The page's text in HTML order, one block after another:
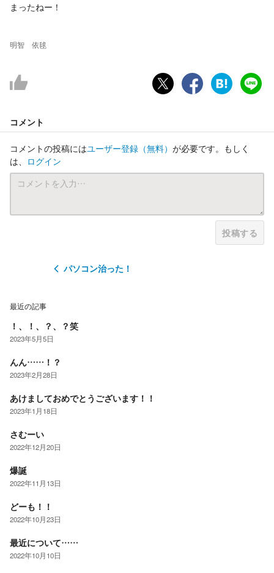
まったねー！
明智 依毬
コメント
コメントの投稿にはユーザー登録 （無料） が必要です。もしく
は、 ログイン
投稿する
パソコン治った！
最近の記事
！、！、？、？笑
2023年5月5日
んん……！？
2023年2月28日
あけましておめでとうございます！！
2023年1月18日
さむーい
2022年12月20日
爆誕
2022年11月13日
どーも！！
2022年10月23日
最近について……
2022年10月10日